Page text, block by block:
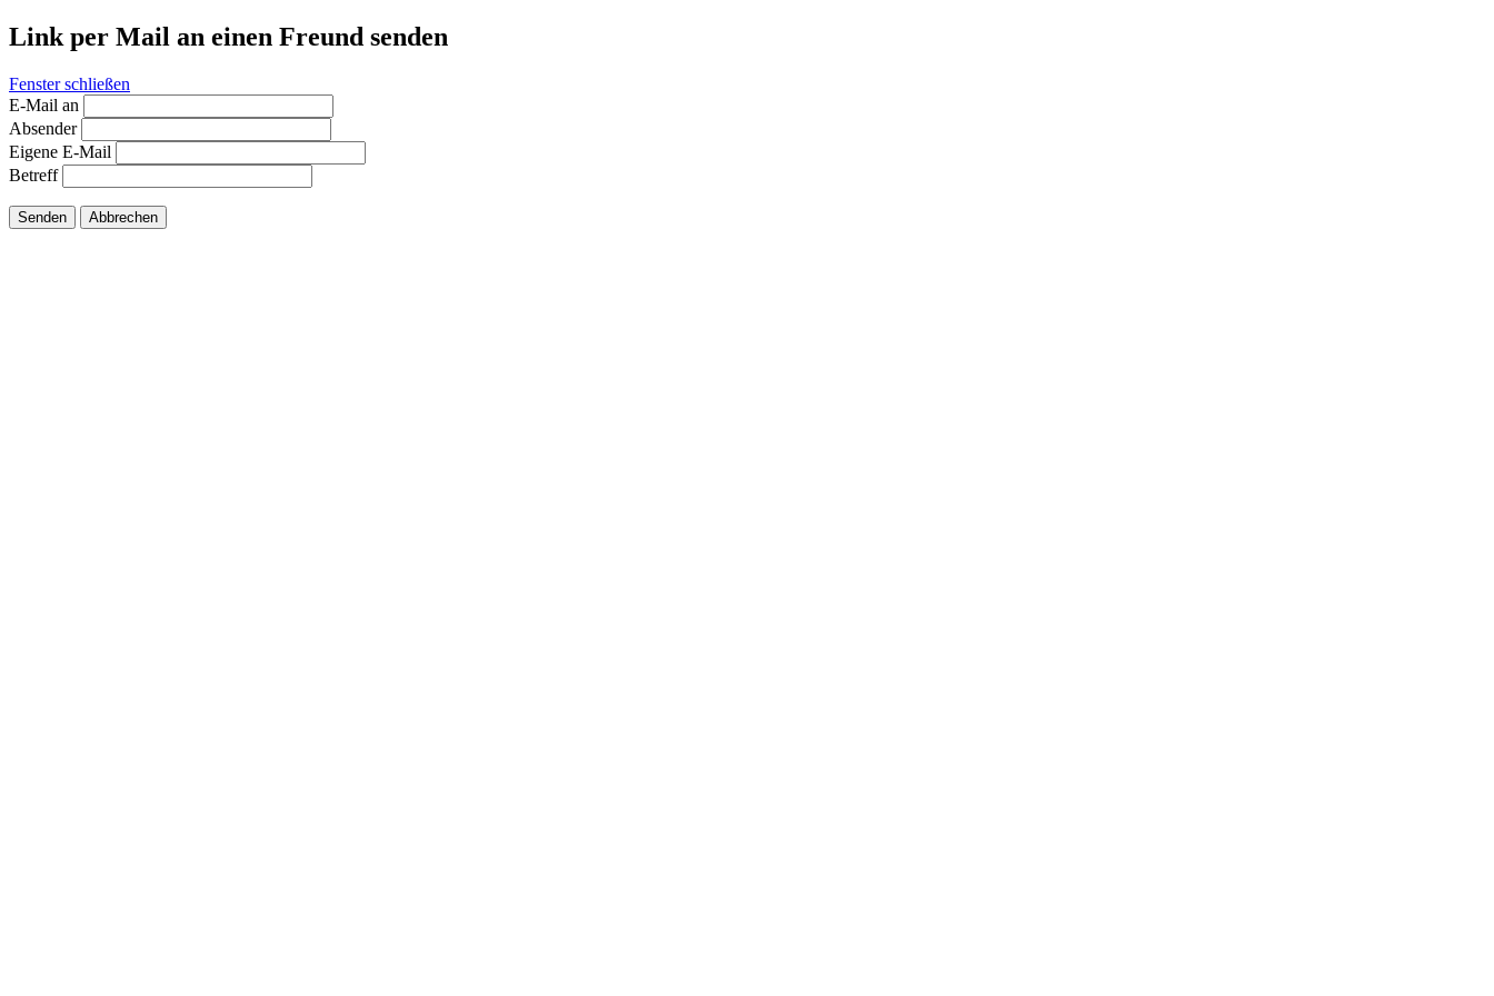
Link per Mail an einen Freund senden
Fenster schließen
E-Mail an
Absender
Eigene E-Mail
Betreff
Senden Abbrechen